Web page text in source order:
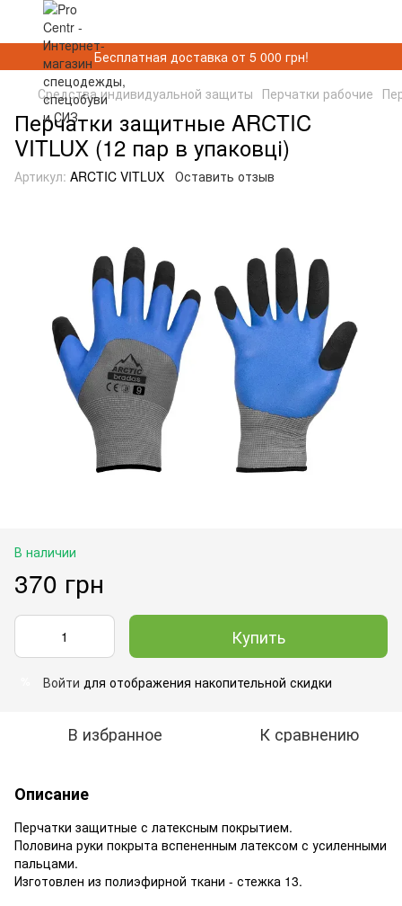
Бесплатная доставка от 5 000 грн!
Средства индивидуальной защиты Перчатки рабочие
Перчатки защитные ARCTIC
VITLUX (12 пар в упаковці)
Артикул: ARCTIC VITLUX Оставить отзыв
В наличии
370 грн
Купить
Войти для отображения накопительной скидки
В избранное К сравнению
Описание
Перчатки защитные с латексным покрытием.
Половина руки покрыта вспененным латексом с усиленными
пальцами.
Изготовлен из полиэфирной ткани - стежка 13.